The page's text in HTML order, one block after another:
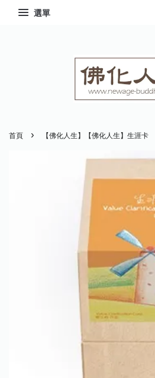
選單
首頁 › 【佛化人生】【佛化人生】生涯卡